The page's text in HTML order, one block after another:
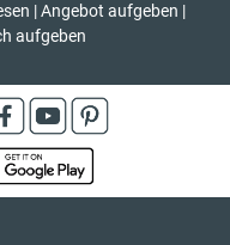
| Angebot aufgeben |
aufgeben